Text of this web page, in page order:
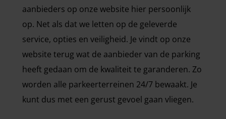
aanbieders op onze website hier persoonlijk
op. Net als dat we letten op de geleverde
service, opties en veiligheid. Je vindt op onze
website terug wat de aanbieder van de parking
heeft gedaan om de kwaliteit te garanderen. Zo
worden alle parkeerterreinen 24/7 bewaakt. Je
kunt dus met een gerust gevoel gaan vliegen.